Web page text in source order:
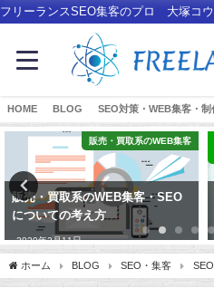
フリーランスSEO集客のプロ 大塚コ
HOME BLOG SEO対策・WEB集客・制
販売・買取系のWEB集客
販売・買取系のWEB集客・SEO
についての考え方
2020年2月11日
ホーム BLOG SEO・集客
の理解が重要！